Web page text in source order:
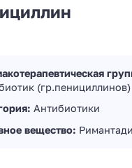
(гр.пенициллинов)
Антибиотики
вещество: